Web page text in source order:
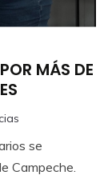
MÁS DE
se
Campeche.